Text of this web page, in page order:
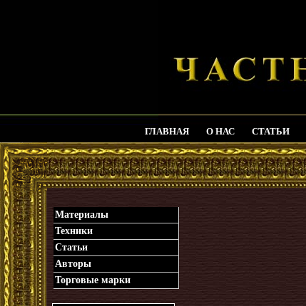
ГЛАВНАЯ О НАС СТАТЬИ
_
Материалы
Техники
Статьи
Авторы
Торговые марки